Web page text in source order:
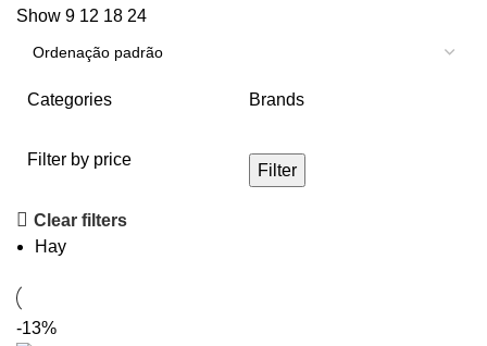
Show 9 12 18 24
Categories Brands
Filter by price
Filter
Clear filters
Hay
-13%